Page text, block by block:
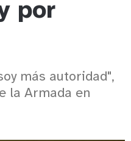
por
más autoridad",
la Armada en